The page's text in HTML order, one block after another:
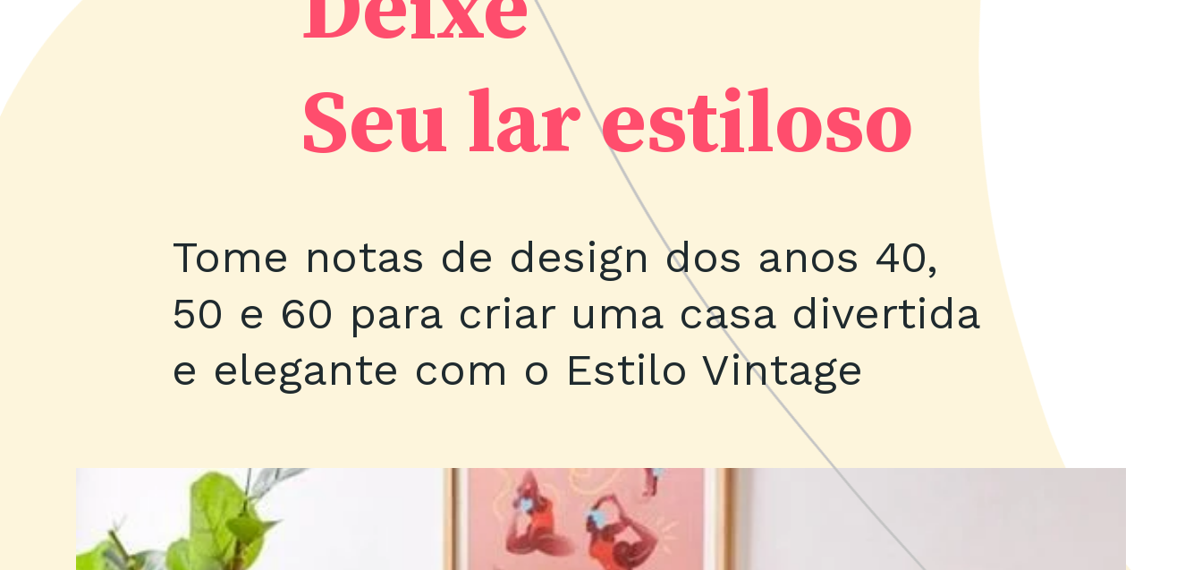
Tome notas de design dos anos 40,
50 e 60 para criar uma casa divertida
e elegante com o Estilo Vintage
Seu lar estiloso